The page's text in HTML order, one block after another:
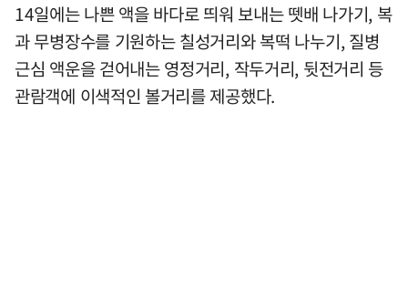
14일에는 나쁜 액을 바다로 띄워 보내는 뗏배 나가기, 복
과 무병장수를 기원하는 칠성거리와 복떡 나누기, 질병
근심 액운을 걷어내는 영정거리, 작두거리, 뒷전거리 등
관람객에 이색적인 볼거리를 제공했다.